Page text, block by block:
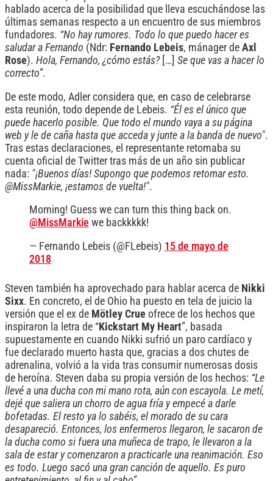
hablado acerca de la posibilidad que lleva escuchándose las
últimas semanas respecto a un encuentro de sus miembros
fundadores. “No hay rumores. Todo lo que puedo hacer es
saludar a Fernando (Ndr: Fernando Lebeis, mánager de Axl
Rose). Hola, Fernando, ¿cómo estás?[…] Se que vas a hacer lo
correcto”.
De este modo, Adler considera que, en caso de celebrarse
esta reunión, todo depende de Lebeis. “Él es el único que
puede hacerlo posible. Que todo el mundo vaya a su página
web y le de caña hasta que acceda y junte a la banda de nuevo".
Tras estas declaraciones, el representante retomaba su
cuenta oficial de Twitter tras más de un año sin publicar
nada: "¡Buenos días! Supongo que podemos retomar esto.
@MissMarkie, ¡estamos de vuelta!".
Morning! Guess we can turn this thing back on.
@MissMarkie we backkkkk!
— Fernando Lebeis (@FLebeis) 15 de mayo de
2018
Steven también ha aprovechado para hablar acerca de Nikki
Sixx. En concreto, el de Ohio ha puesto en tela de juicio la
versión que el ex de Mötley Crue ofrece de los hechos que
inspiraron la letra de “Kickstart My Heart”, basada
supuestamente en cuando Nikki sufrió un paro cardíaco y
fue declarado muerto hasta que, gracias a dos chutes de
adrenalina, volvió a la vida tras consumir numerosas dosis
de heroína. Steven daba su propia versión de los hechos: “Le
llevé a una ducha con mi mano rota, aún con escayola. Le metí,
dejé que saliera un chorro de agua fría y empecé a darle
bofetadas. El resto ya lo sabéis, el morado de su cara
desapareció. Entonces, los enfermeros llegaron, le sacaron de
la ducha como si fuera una muñeca de trapo, le llevaron a la
sala de estar y comenzaron a practicarle una reanimación. Eso
es todo. Luego sacó una gran canción de aquello. Es puro